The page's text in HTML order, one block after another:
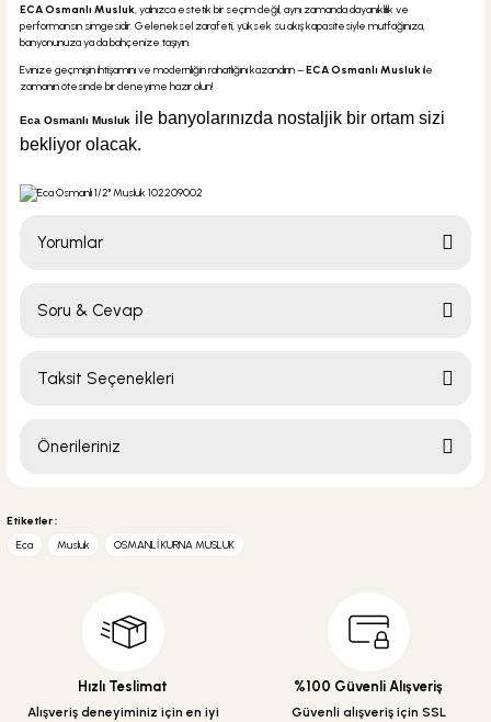
ECA Osmanlı Musluk, yalnızca estetik bir seçim değil, aynı zamanda dayanıklılık ve
performansın simgesidir. Geleneksel zarafeti, yüksek su akış kapasitesiyle mutfağınıza,
banyonunuza ya da bahçenize taşıyın.
Evinize geçmişin ihtişamını ve modernliğin rahatlığını kazandırın –ECA Osmanlı Musluk ile
zamanın ötesinde bir deneyime hazır olun!
Eca Osmanlı Musluk ile banyolarınızda nostaljik bir ortam sizi
bekliyor olacak.
Yorumlar
Soru & Cevap
Taksit Seçenekleri
Önerileriniz
yetersiz gördüğünüz noktaları öneri formunu kullanarak tarafımıza
Ürün resmi kalitesiz, bozuk veya görüntülenemiyor.
Ürün açıklamasında eksik bilgiler bulunuyor.
Ürün fiyatı diğer sitelerden daha pahalı.
Etiketler :
Eca
Musluk OSMANLİ KURNA MUSLUK
Hızlı Teslimat
Alışveriş deneyiminiz için en iyi
%100 Güvenli Alışveriş
Güvenli alışveriş için SSL